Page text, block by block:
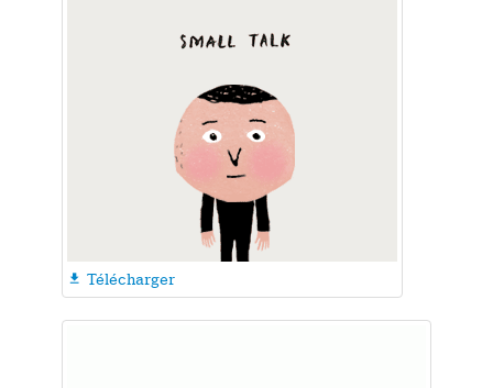
 Télécharger